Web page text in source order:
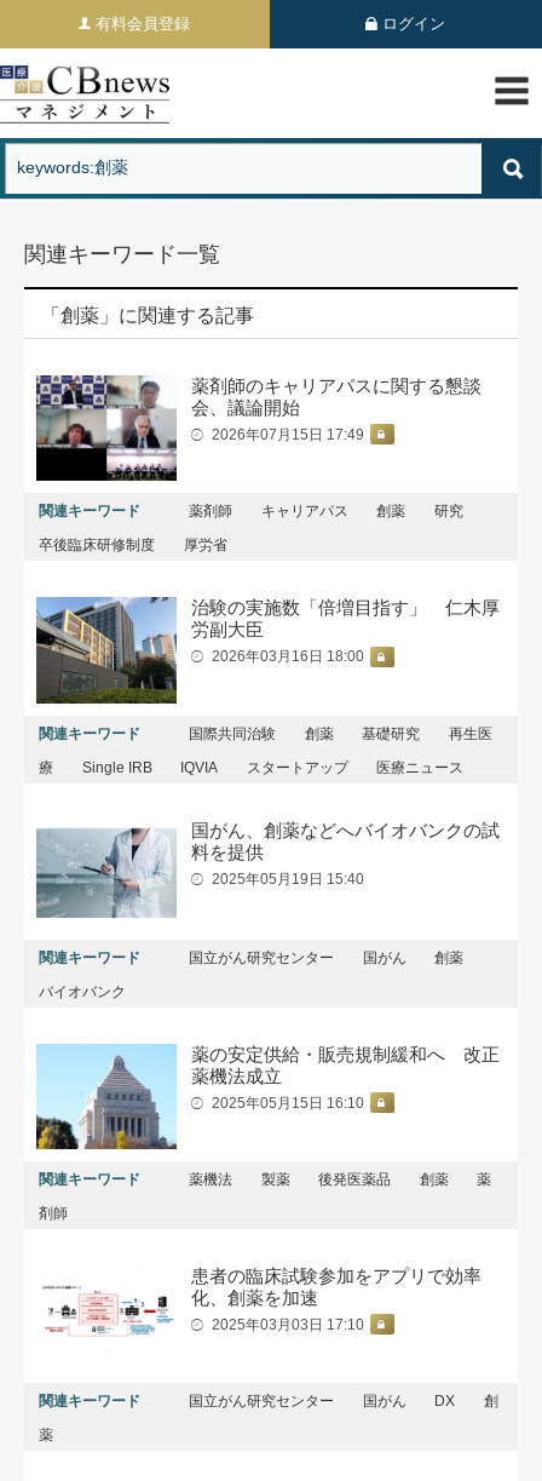
有料会員登録 ログイン
関連キーワード一覧
「創薬」に関連する記事
薬剤師のキャリアパスに関する懇談
会、議論開始
2026年07月15日 17:49
関連キーワード 薬剤師 キャリアパス 創薬
研究
卒後臨床研修制度
厚労省
治験の実施数「倍増目指す」 仁木厚
労副大臣
2026年03月16日 18:00
関連キーワード 国際共同治験 創薬 基礎研究
再生医
療
Single IRB IQVIA スタートアップ 医療ニュース
国がん、創薬などへバイオバンクの試
料を提供
2025年05月19日 15:40
関連キーワード 国立がん研究センター 国がん
創薬
バイオバンク
薬の安定供給・販売規制緩和へ 改正
薬機法成立
2025年05月15日 16:10
関連キーワード 薬機法 製薬 後発医薬品 創薬
薬
剤師
患者の臨床試験参加をアプリで効率
化、創薬を加速
2025年03月03日 17:10
関連キーワード 国立がん研究センター 国がん DX
創
薬